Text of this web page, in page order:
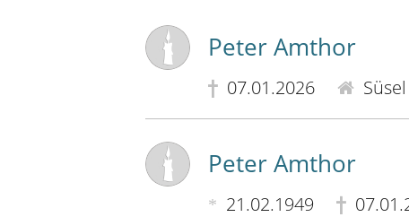
Peter Amthor
07.01.2026 Süsel
Peter Amthor
21.02.1949